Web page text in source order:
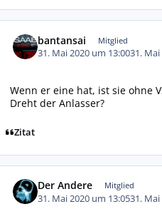
bantansai Mitglied
31. Mai 2020 um 13:0031. Mai
Wenn er eine hat, ist sie ohne
Dreht der Anlasser?
Zitat
Der Andere Mitglied
31. Mai 2020 um 13:0531. Mai